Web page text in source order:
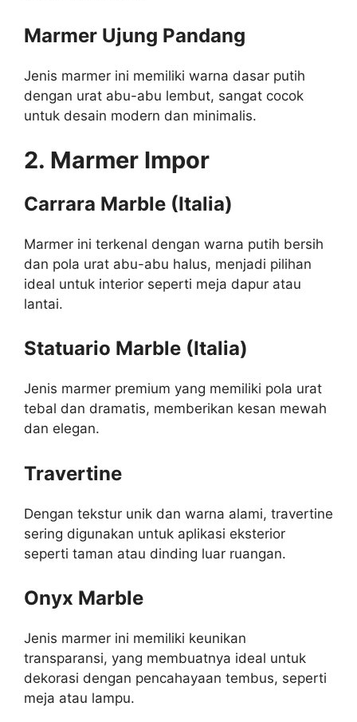
Marmer Ujung Pandang
Jenis marmer ini memiliki warna dasar putih
dengan urat abu-abu lembut, sangat cocok
untuk desain modern dan minimalis.
2. Marmer Impor
Carrara Marble (Italia)
Marmer ini terkenal dengan warna putih bersih
dan pola urat abu-abu halus, menjadi pilihan
ideal untuk interior seperti meja dapur atau
lantai.
Statuario Marble (Italia)
Jenis marmer premium yang memiliki pola urat
tebal dan dramatis, memberikan kesan mewah
dan elegan.
Travertine
Dengan tekstur unik dan warna alami, travertine
sering digunakan untuk aplikasi eksterior
seperti taman atau dinding luar ruangan.
Onyx Marble
Jenis marmer ini memiliki keunikan
transparansi, yang membuatnya ideal untuk
dekorasi dengan pencahayaan tembus, seperti
meja atau lampu.